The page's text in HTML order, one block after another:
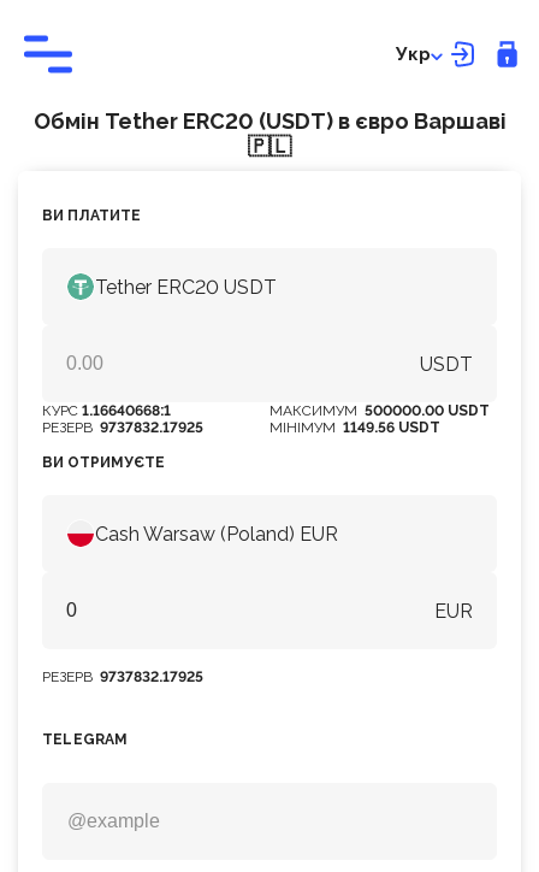
Укр
Обмін Tether ERC20 (USDT) в євро Варшаві
🇵🇱
ВИ ПЛАТИТЕ
Tether ERC20 USDT
USDT
РЕЗЕРВ 9737832.17925
КУРС 1.16640668:1
МІНІМУМ 1149.56 USDT
МАКСИМУМ 500000.00 USDT
ВИ ОТРИМУЄТЕ
Cash Warsaw (Poland) EUR
EUR
РЕЗЕРВ 9737832.17925
TELEGRAM